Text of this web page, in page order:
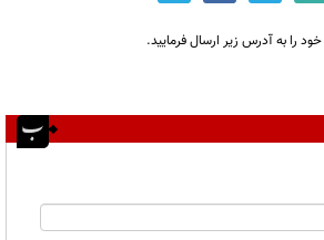
را به آدرس زیر ارسال فرمایید.